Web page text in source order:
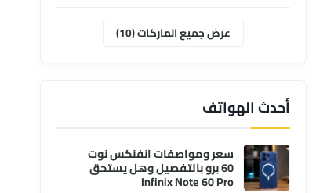
عرض جميع الماركات (10)
أحدث الهواتف
سعر ومواصفات انفنكس نوت
60 برو بالتفصيل وهل يستحق
Infinix Note 60 Pro